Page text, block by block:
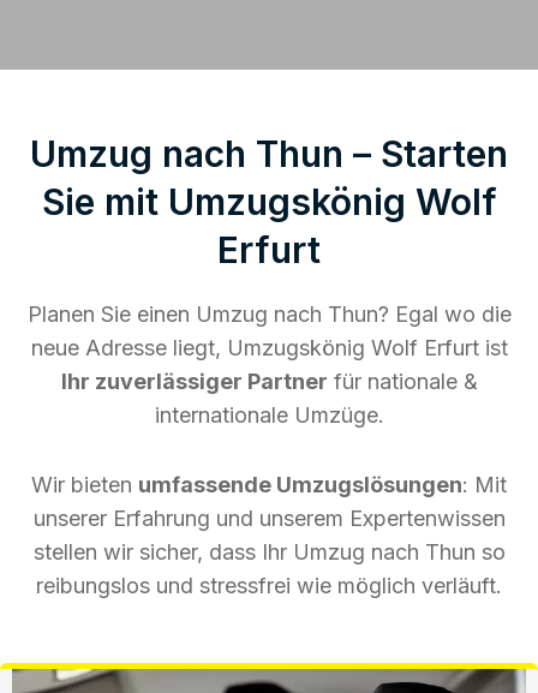
Umzug nach Thun – Starten
Sie mit Umzugskönig Wolf
Erfurt
Planen Sie einen Umzug nach Thun? Egal wo die
neue Adresse liegt, Umzugskönig Wolf Erfurt ist
Ihr zuverlässiger Partner für nationale &
internationale Umzüge.
Wir bieten umfassende Umzugslösungen: Mit
unserer Erfahrung und unserem Expertenwissen
stellen wir sicher, dass Ihr Umzug nach Thun so
reibungslos und stressfrei wie möglich verläuft.